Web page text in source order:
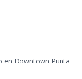
en Downtown Punta